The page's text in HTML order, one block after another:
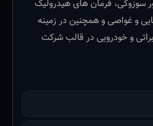
سوزوکی، فرمان های هیدرولیک
و غواصی و همچنین در زمینه
و خودرویی در قالب شرکت